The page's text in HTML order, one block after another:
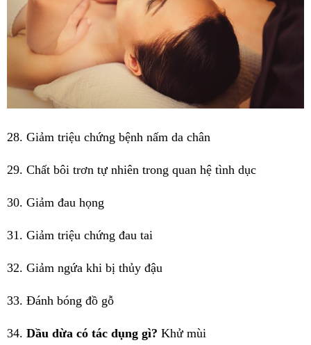
28. Giảm triệu chứng bệnh nấm da chân
29. Chất bôi trơn tự nhiên trong quan hệ tình dục
30. Giảm đau họng
31. Giảm triệu chứng đau tai
32. Giảm ngứa khi bị thủy đậu
33. Đánh bóng đồ gỗ
34. Dầu dừa có tác dụng gì? Khử mùi